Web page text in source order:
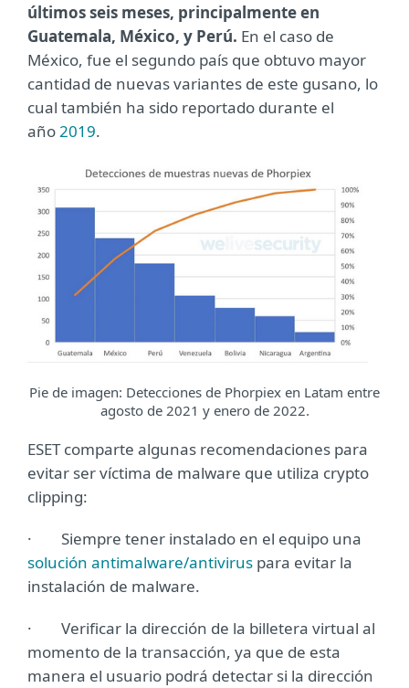
últimos seis meses, principalmente en
Guatemala, México, y Perú. En el caso de
México, fue el segundo país que obtuvo mayor
cantidad de nuevas variantes de este gusano, lo
cual también ha sido reportado durante el
año2019.
Pie de imagen: Detecciones de Phorpiex en Latam entre
agosto de 2021 y enero de 2022.
ESET comparte algunas recomendaciones para
evitar ser víctima de malware que utiliza crypto
clipping:
· Siempre tener instalado en el equipo una
solución antimalware/antivirus para evitar la
instalación de malware.
· Verificar la dirección de la billetera virtual al
momento de la transacción, ya que de esta
manera el usuario podrá detectar si la dirección